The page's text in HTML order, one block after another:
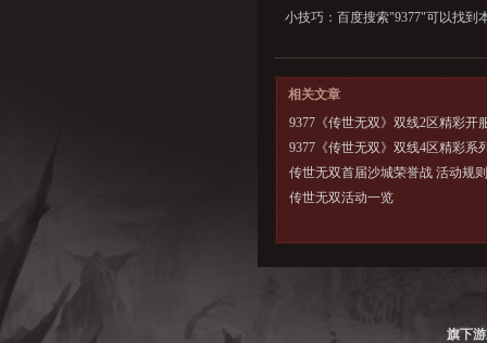
小技巧：百度搜索"9377"可以找到
相关文章
9377《传世无双》双线2区精彩开
9377《传世无双》双线4区精彩系
传世无双首届沙城荣誉战 活动规
传世无双活动一览
旗下